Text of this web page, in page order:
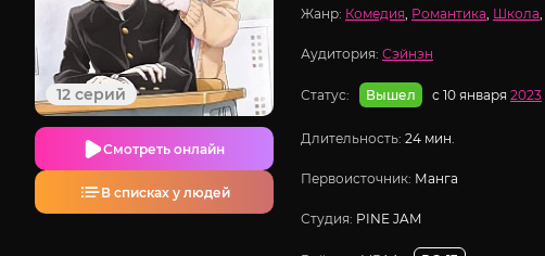
12 серий
Смотреть онлайн
В списках у людей
Жанр: Комедия, Романтика, Школа,
Аудитория: Сэйнэн
Статус: Вышел с 10 января 2023
Длительность: 24 мин.
Первоисточник: Манга
Студия: PINE JAM